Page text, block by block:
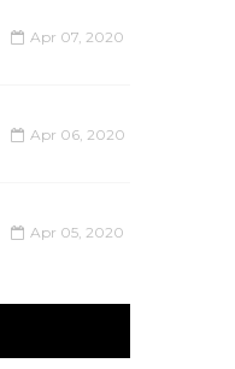
Apr 07, 2020
Apr 06, 2020
Apr 05, 2020